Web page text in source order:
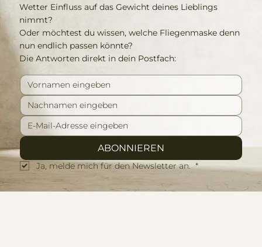
Wetter Einfluss auf das Gewicht deines Lieblings
nimmt?
Oder möchtest du wissen, welche Fliegenmaske denn
nun endlich passen könnte?
Die Antworten direkt in dein Postfach:
ABONNIEREN
Ja, melde mich für den Newsletter an. *